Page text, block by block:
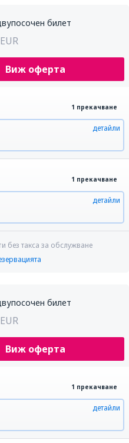
билет
EUR
Виж оферта
1 прекачване
детайли
1 прекачване
детайли
без такса за обслужване
билет
EUR
Виж оферта
1 прекачване
детайли